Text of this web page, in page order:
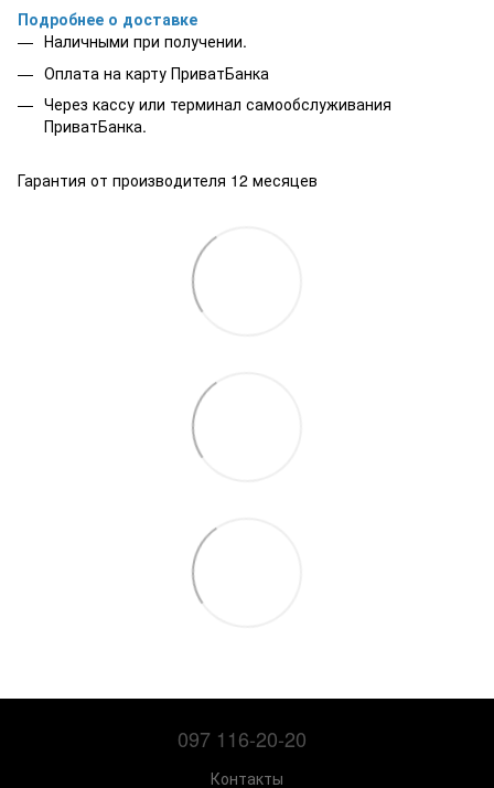
Подробнее о доставке
Наличными при получении.
Оплата на карту ПриватБанка
Через кассу или терминал самообслуживания
ПриватБанка.
Гарантия от производителя 12 месяцев
097 116-20-20
Контакты